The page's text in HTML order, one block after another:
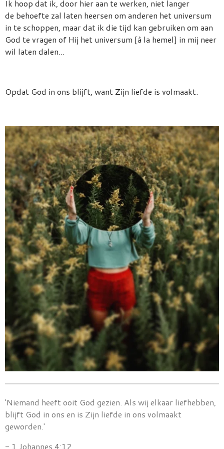
Ik hoop dat ik, door hier aan te werken, niet langer
de behoefte zal laten heersen om anderen het universum
in te schoppen, maar dat ik die tijd kan gebruiken om aan
God te vragen of Hij het universum [à la hemel] in mij neer
wil laten dalen...
Opdat God in ons blijft, want Zijn liefde is volmaakt.
'Niemand heeft ooit God gezien. Als wij elkaar liefhebben,
blijft God in ons en is Zijn liefde in ons volmaakt
geworden.'
- 1 Johannes 4:12